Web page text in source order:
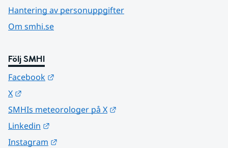
Hantering av personuppgifter
Om smhi.se
Följ SMHI
Facebook
X
SMHIs meteorologer på X
Linkedin
Instagram